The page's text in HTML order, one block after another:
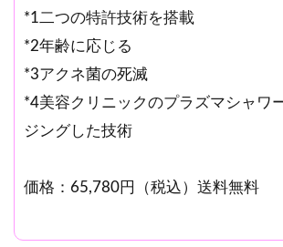
*1二つの特許技術を搭載
*2年齢に応じる
*3アクネ菌の死滅
*4美容クリニックのプラズマシャワ
ジングした技術
価格：65,780円（税込）送料無料